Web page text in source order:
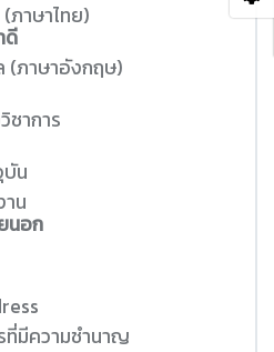
าษาไทย)
ดี
(ภาษาอังกฤษ)
ชาการ
น
น
นอก
ที่มีความชำนาญ